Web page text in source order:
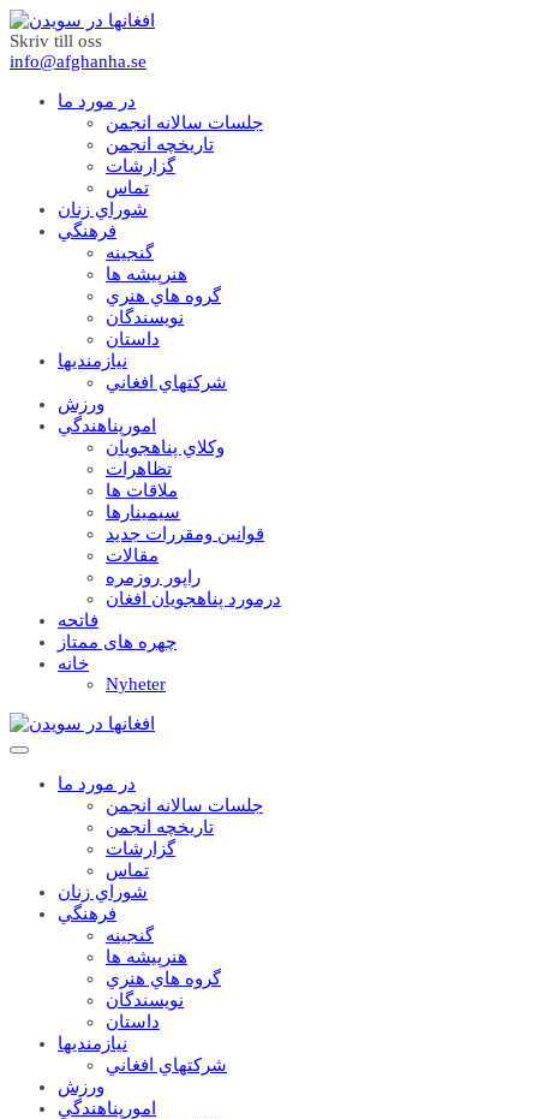
Skriv till oss
info@afghanha.se
در مورد ما
جلسات سالانه انجمن
تاریخچه انجمن
گزارشات
تماس
شوراي زنان
فرهنگي
گنجينه
هنرپيشه ها
گروه هاي هنري
نويسندگان
داستان
نيازمنديها
شرکتهاي افغاني
ورزش
امورپناهندگي
وکلاي پناهجويان
تظاهرات
ملاقات ها
سيمينارها
قوانين ومقررات جديد
مقالات
راپور روزمره
درمورد پناهجويان افغان
فاتحه
چهره های ممتاز
خانه
Nyheter
در مورد ما
جلسات سالانه انجمن
تاریخچه انجمن
گزارشات
تماس
شوراي زنان
فرهنگي
گنجينه
هنرپيشه ها
گروه هاي هنري
نويسندگان
داستان
نيازمنديها
شرکتهاي افغاني
ورزش
امورپناهندگي